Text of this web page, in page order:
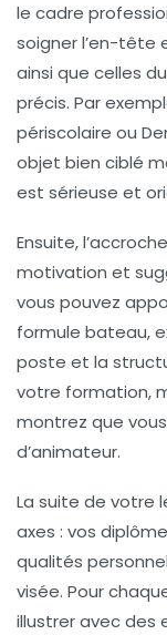
le cadre
soigner l’en-tête
ainsi que celles
précis. Par
périscolaire ou
objet bien ciblé
est sérieuse et
Ensuite,
motivation et
vous pouvez
formule bateau,
poste et la
votre formation,
montrez que
d’animateur.
La suite de votre
axes : vos
qualités
visée. Pour
illustrer avec des